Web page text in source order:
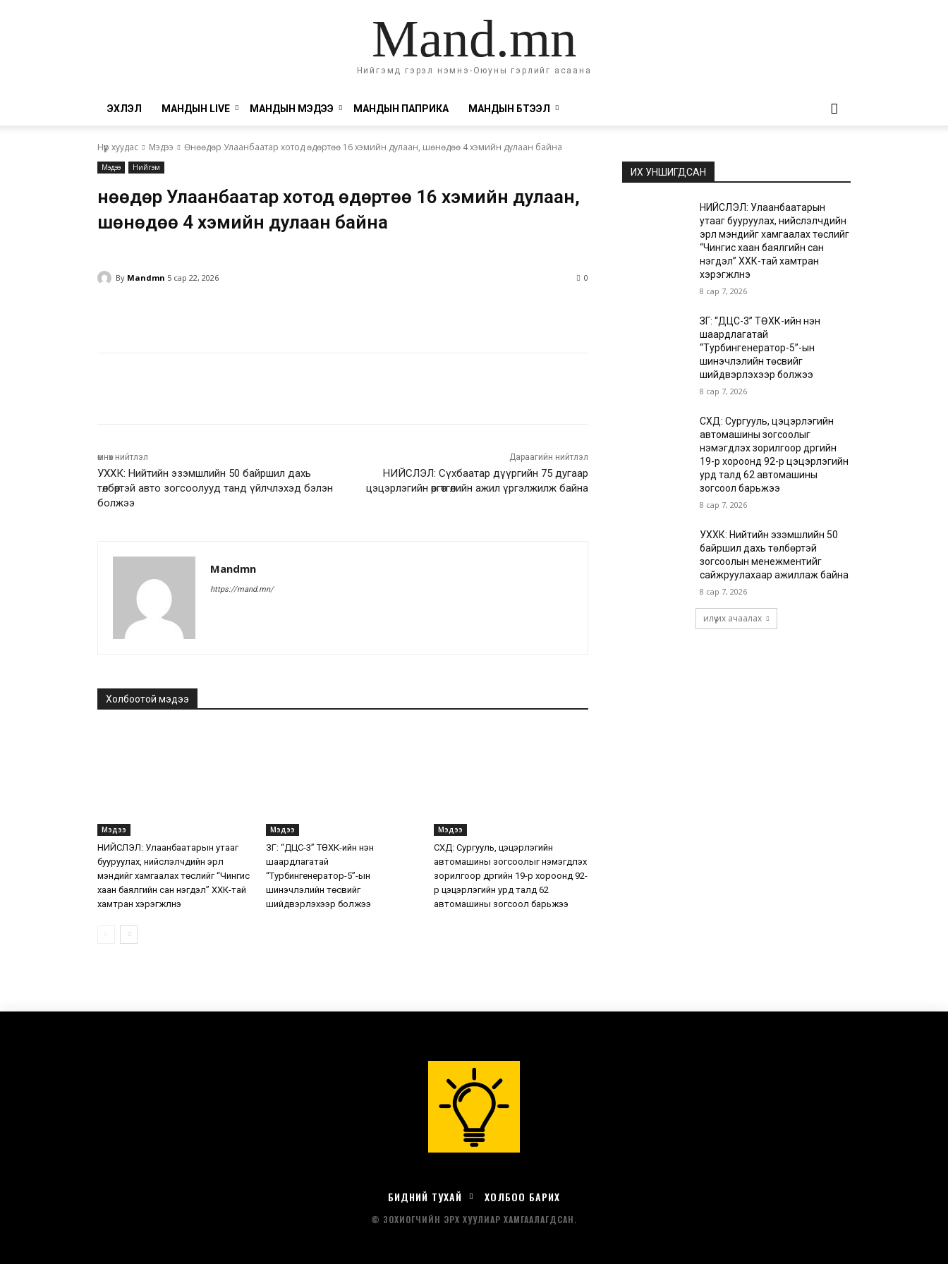
Mand.mn
Нийгэмд гэрэл нэмнэ-Оюуны гэрлийг асаана
ЭХЛЭЛ МАНДЫН LIVE МАНДЫН МЭДЭЭ МАНДЫН ПАПРИКА МАНДЫН БҮТЭЭЛ
Нүүр хуудас Мэдээ Өнөөдөр Улаанбаатар хотод өдөртөө 16 хэмийн дулаан, шөнөдөө 4 хэмийн дулаан байна
Мэдээ Нийгэм
Өнөөдөр Улаанбаатар хотод өдөртөө 16 хэмийн дулаан,
шөнөдөө 4 хэмийн дулаан байна
By Mandmn 5 сар 22, 2026 0
өмнөх нийтлэл
УХХК: Нийтийн эзэмшлийн 50 байршил дахь
төлбөртэй авто зогсоолууд танд үйлчлэхэд бэлэн
болжээ
Дараагийн нийтлэл
НИЙСЛЭЛ: Сүхбаатар дүүргийн 75 дугаар
цэцэрлэгийн өргөтгөлийн ажил үргэлжилж байна
Mandmn
https://mand.mn/
Холбоотой мэдээ
Мэдээ
НИЙСЛЭЛ: Улаанбаатарын утааг
бууруулах, нийслэлчүүдийн эрүүл
мэндийг хамгаалах төслийг “Чингис
хаан баялгийн сан нэгдэл” ХХК-тай
хамтран хэрэгжүүлнэ
Мэдээ
ЗГ: “ДЦС-3” ТӨХК-ийн нэн
шаардлагатай
“Турбингенератор-5”-ын
шинэчлэлийн төсвийг
шийдвэрлэхээр болжээ
Мэдээ
СХД: Сургууль, цэцэрлэгийн
автомашины зогсоолыг нэмэгдүүлэх
зорилгоор дүүргийн 19-р хороонд 92-
р цэцэрлэгийн урд талд 62
автомашины зогсоол барьжээ
ИХ УНШИГДСАН
НИЙСЛЭЛ: Улаанбаатарын
утааг бууруулах, нийслэлчүүдийн
эрүүл мэндийг хамгаалах төслийг
“Чингис хаан баялгийн сан
нэгдэл” ХХК-тай хамтран
хэрэгжүүлнэ
8 сар 7, 2026
ЗГ: “ДЦС-3” ТӨХК-ийн нэн
шаардлагатай
“Турбингенератор-5”-ын
шинэчлэлийн төсвийг
шийдвэрлэхээр болжээ
8 сар 7, 2026
СХД: Сургууль, цэцэрлэгийн
автомашины зогсоолыг
нэмэгдүүлэх зорилгоор дүүргийн
19-р хороонд 92-р цэцэрлэгийн
урд талд 62 автомашины
зогсоол барьжээ
8 сар 7, 2026
УХХК: Нийтийн эзэмшлийн 50
байршил дахь төлбөртэй
зогсоолын менежментийг
сайжруулахаар ажиллаж байна
8 сар 7, 2026
илүү их ачаалах
БИДНИЙ ТУХАЙ ХОЛБОО БАРИХ
© ЗОХИОГЧИЙН ЭРХ ХУУЛИАР ХАМГААЛАГДСАН.